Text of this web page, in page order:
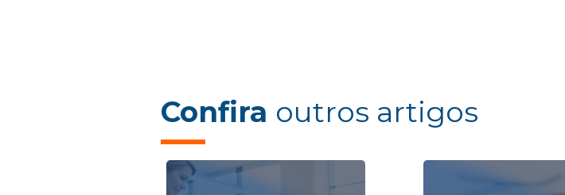
Confira outros artigos